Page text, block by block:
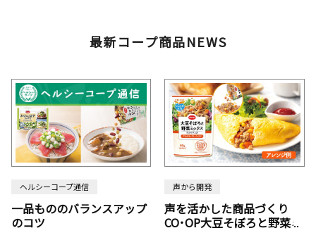
最新コープ商品NEWS
ヘルシーコープ通信
一品もののバランスアップ
のコツ
声から開発
声を活かした商品づくり
CO･OP大豆そぼろと野菜ミ